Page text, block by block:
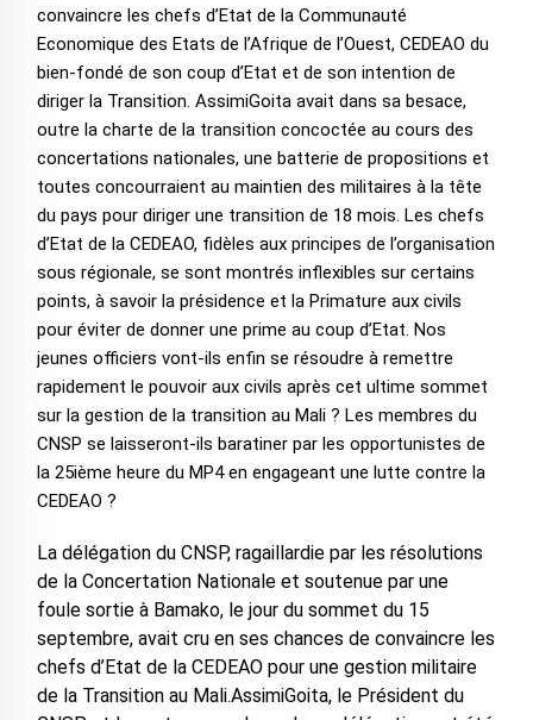
convaincre les chefs d’Etat de la Communauté
Economique des Etats de l’Afrique de l’Ouest, CEDEAO du
bien-fondé de son coup d’Etat et de son intention de
diriger la Transition. AssimiGoita avait dans sa besace,
outre la charte de la transition concoctée au cours des
concertations nationales, une batterie de propositions et
toutes concourraient au maintien des militaires à la tête
du pays pour diriger une transition de 18 mois. Les chefs
d’Etat de la CEDEAO, fidèles aux principes de l’organisation
sous régionale, se sont montrés inflexibles sur certains
points, à savoir la présidence et la Primature aux civils
pour éviter de donner une prime au coup d’Etat. Nos
jeunes officiers vont-ils enfin se résoudre à remettre
rapidement le pouvoir aux civils après cet ultime sommet
sur la gestion de la transition au Mali ? Les membres du
CNSP se laisseront-ils baratiner par les opportunistes de
la 25ième heure du MP4 en engageant une lutte contre la
CEDEAO ?
La délégation du CNSP, ragaillardie par les résolutions
de la Concertation Nationale et soutenue par une
foule sortie à Bamako, le jour du sommet du 15
septembre, avait cru en ses chances de convaincre les
chefs d’Etat de la CEDEAO pour une gestion militaire
de la Transition au Mali.AssimiGoita, le Président du